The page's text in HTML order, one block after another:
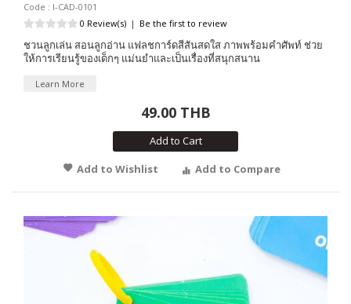
Code : I-CAD-0101
0 Review(s) | Be the first to review
ชวนลูกเล่น สอนลูกอ่าน แฟลชการ์ดสีสันสดใส ภาพพร้อมคำศัพท์ ช่วย
ให้การเรียนรู้ของเด็กๆ แม่นยำและเป็นเรื่องที่สนุกสนาน
Learn More
49.00 THB
Add to Cart
Add to Wishlist
Add to Compare